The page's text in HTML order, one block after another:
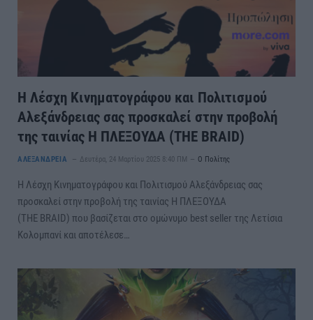
Η Λέσχη Κινηματογράφου και Πολιτισμού
Αλεξάνδρειας σας προσκαλεί στην προβολή
της ταινίας Η ΠΛΕΞΟΥΔΑ (THE BRAID)
ΑΛΕΞΑΝΔΡΕΙΑ Δευτέρα, 24 Μαρτίου 2025 8:40 ΠΜ Ο Πολίτης
Η Λέσχη Κινηματογράφου και Πολιτισμού Αλεξάνδρειας σας
προσκαλεί στην προβολή της ταινίας Η ΠΛΕΞΟΥΔΑ
(THE BRAID) που βασίζεται στο ομώνυμο best seller της Λετίσια
Κολομπανί και αποτέλεσε…